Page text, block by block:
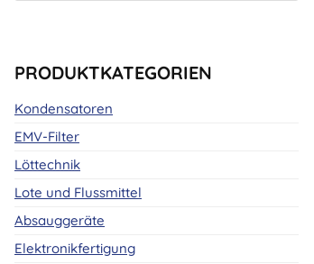
PRODUKTKATEGORIEN
Kondensatoren
EMV-Filter
Löttechnik
Lote und Flussmittel
Absauggeräte
Elektronikfertigung